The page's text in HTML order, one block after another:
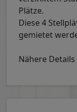
Plätze.
Diese 4
gemietet
Nähere